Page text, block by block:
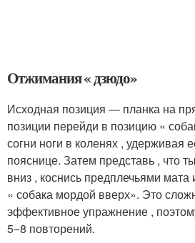
Отжимания « дзюдо»
Исходная позиция — планка на
позиции перейди в позицию «
согни ноги в коленях , удерживая
пояснице. Затем представь , что
вниз , коснись предплечьями
« собака мордой вверх». Это
эффективное упражнение ,
5−8 повторений.